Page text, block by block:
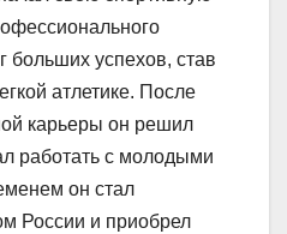
больших успехов, став
атлетике. После
карьеры он решил
работать с молодыми
он стал
России и приобрел